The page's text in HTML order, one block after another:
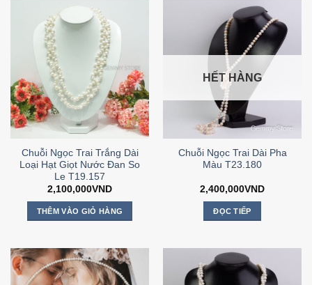
Chuỗi Ngọc Trai Trắng Dài
Loại Hạt Giọt Nước Đan So
Le T19.157
2,100,000VND
THÊM VÀO GIỎ HÀNG
HẾT HÀNG
Chuỗi Ngọc Trai Dài Pha
Màu T23.180
2,400,000VND
ĐỌC TIẾP